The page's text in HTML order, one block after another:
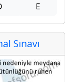
E
Sınavı